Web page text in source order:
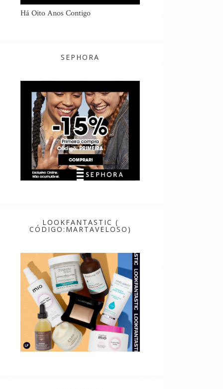
Há Oito Anos Contigo
SEPHORA
LOOKFANTASTIC (
CÓDIGO:MARTAVELOSO)